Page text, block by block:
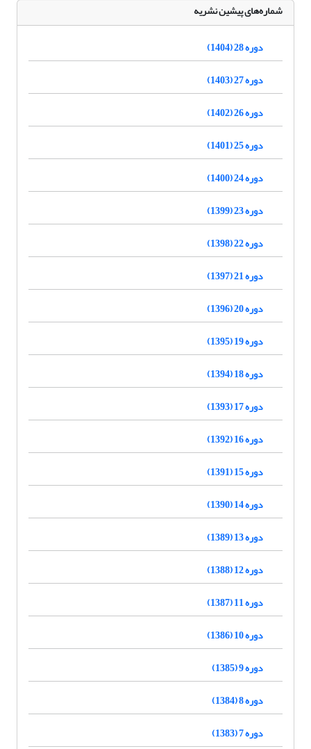
شماره‌های پیشین نشریه
دوره 28 (1404)
دوره 27 (1403)
دوره 26 (1402)
دوره 25 (1401)
دوره 24 (1400)
دوره 23 (1399)
دوره 22 (1398)
دوره 21 (1397)
دوره 20 (1396)
دوره 19 (1395)
دوره 18 (1394)
دوره 17 (1393)
دوره 16 (1392)
دوره 15 (1391)
دوره 14 (1390)
دوره 13 (1389)
دوره 12 (1388)
دوره 11 (1387)
دوره 10 (1386)
دوره 9 (1385)
دوره 8 (1384)
دوره 7 (1383)